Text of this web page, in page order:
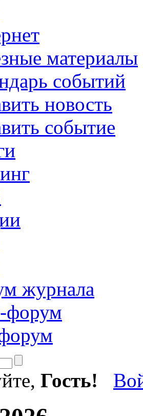
материалы
событий
новость
событие
журнала
форум
Гость!